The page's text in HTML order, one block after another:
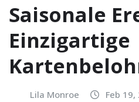
Saisonale
Einzigartige
Lila Monroe Feb 19,